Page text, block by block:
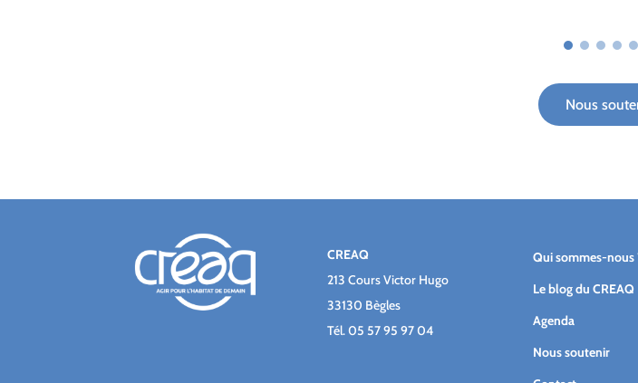
Nous
CREAQ
213 Cours Victor Hugo
33130 Bègles
Tél.05 57 95 97 04
Qui sommes-nous
Le blog du CREAQ
Agenda
Nous soutenir